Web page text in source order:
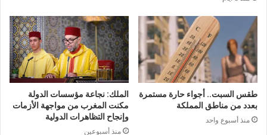
طقس السبت.. أجواء حارة مستمرة
بعدد من مناطق المملكة
منذ أسبوع واحد
الملك: نجاعة مؤسسات الدولة
مكنت المغرب من مواجهة الأزمات
وإنجاح التظاهرات الدولية
منذ أسبوعين